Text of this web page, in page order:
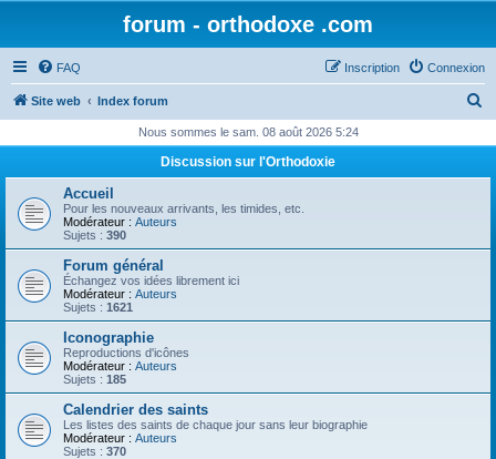
forum - orthodoxe .com
FAQ Connexion
Inscription
Site web Index forum
h
Nous sommes le sam. 08 août 2026 5:24
Discussion sur l'Orthodoxie
Accueil
Pour les nouveaux arrivants, les timides, etc.
Modérateur : Auteurs
Sujets : 390
Forum général
Échangez vos idées librement ici
Modérateur : Auteurs
Sujets : 1621
Iconographie
Reproductions d'icônes
Modérateur : Auteurs
Sujets : 185
Calendrier des saints
Les listes des saints de chaque jour sans leur biographie
Modérateur : Auteurs
Sujets : 370